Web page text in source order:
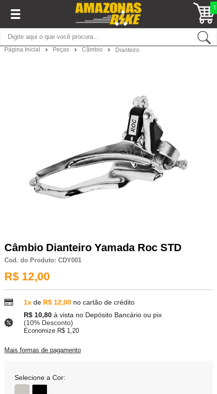
1
Página Inicial Peças Câmbio Dianteiro
Câmbio Dianteiro Yamada Roc STD
Cod. do Produto: CDY001
R$ 12,00
1xde R$ 12,00 no cartão de crédito
R$ 10,80 à vista no Depósito Bancário ou pix
(10% Desconto)
Economize R$ 1,20
Mais formas de pagamento
Selecione a Cor: